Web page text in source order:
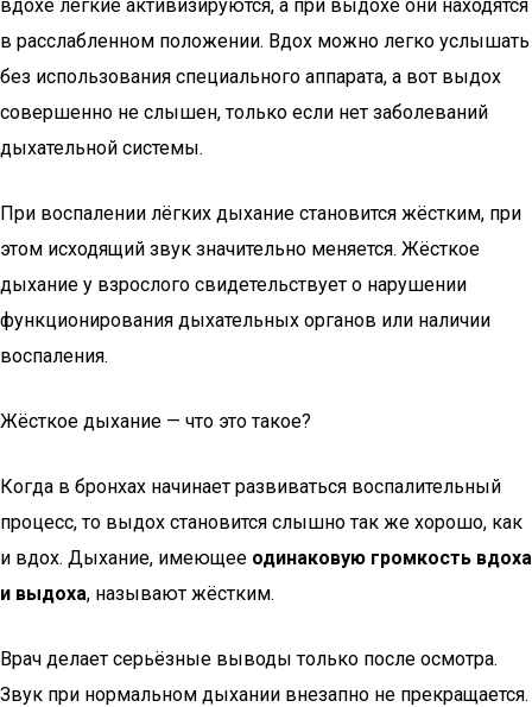
вдохе лёгкие активизируются, а при выдохе они находятся
в расслабленном положении. Вдох можно легко услышать
без использования специального аппарата, а вот выдох
совершенно не слышен, только если нет заболеваний
дыхательной системы.
При воспалении лёгких дыхание становится жёстким, при
этом исходящий звук значительно меняется. Жёсткое
дыхание у взрослого свидетельствует о нарушении
функционирования дыхательных органов или наличии
воспаления.
Жёсткое дыхание — что это такое?
Когда в бронхах начинает развиваться воспалительный
процесс, то выдох становится слышно так же хорошо, как
и вдох. Дыхание, имеющее одинаковую громкость вдоха
и выдоха, называют жёстким.
Врач делает серьёзные выводы только после осмотра.
Звук при нормальном дыхании внезапно не прекращается.